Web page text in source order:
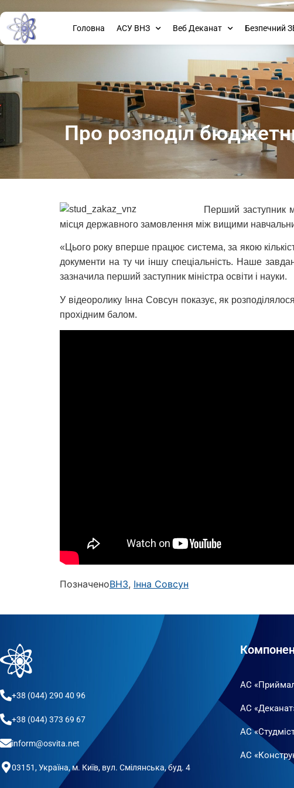
Головна АСУ ВНЗ Веб Деканат Безпечний
Про розподіл
Перший заступник
місця державного замовлення між вищими
«Цього року вперше працює система, за якою
документи на ту чи іншу спеціальність. Наше
зазначила перший заступник міністра освіти і науки.
У відеоролику Інна Совсун показує, як
прохідним балом.
ПозначеноВНЗ, Інна Совсун
+38 (044) 290 40 96
+38 (044) 373 69 67
inform@osvita.net
03151, Україна, м. Київ, вул. Смілянська, буд. 4
АС
АС
АС
АС